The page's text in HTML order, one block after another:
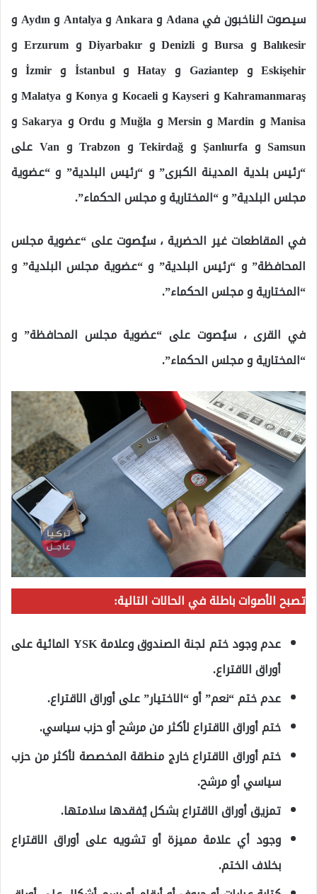
سيصوت الناخبون في Adana و Ankara و Antalya و Aydın و
Balıkesir و Bursa و Denizli و Diyarbakır و Erzurum و
Eskişehir و Gaziantep و Hatay و İstanbul و İzmir و
Kahramanmaraş و Kayseri و Kocaeli و Konya و Malatya و
Manisa و Mardin و Mersin و Muğla و Ordu و Sakarya و
Samsun و Şanlıurfa و Tekirdağ و Trabzon و Van على
“رئيس بلدية المدينة الكبرى” و “رئيس البلدية” و “عضوية
مجلس البلدية” و “المختارية و مجلس الحكماء”.
في المقاطعات غير الحضرية ، سيُصوت على “عضوية مجلس
المحافظة” و “رئيس البلدية” و “عضوية مجلس البلدية” و
“المختارية و مجلس الحكماء”.
في القرى ، سيُصوت على “عضوية مجلس المحافظة” و
“المختارية و مجلس الحكماء”.
تصبح الأصوات باطلة في الحالات التالية:
عدم وجود ختم لجنة الصندوق وعلامة YSK المائية على
أوراق الاقتراع.
عدم ختم “نعم” أو “الاختيار” على أوراق الاقتراع.
ختم أوراق الاقتراع لأكثر من مرشح أو حزب سياسي.
ختم أوراق الاقتراع خارج منطقة المخصصة لأكثر من حزب
سياسي أو مرشح.
تمزيق أوراق الاقتراع بشكل يُفقدها سلامتها.
وجود أي علامة مميزة أو تشويه على أوراق الاقتراع
بخلاف الختم.